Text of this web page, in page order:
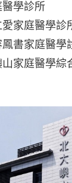
學診所
家庭醫學診
書家庭醫學
家庭醫學綜